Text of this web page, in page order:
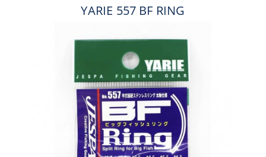
YARIE 557 BF RING